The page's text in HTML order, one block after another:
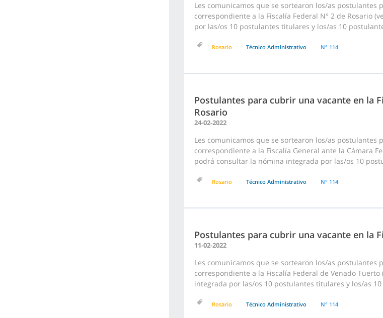
Les comunicamos que se sortearon los/as
correspondiente a la Fiscalía Federal N° 2 de Rosario
por las/os 10 postulantes titulares y los/as 10
Rosario Técnico Administrativo N° 114
Postulantes para cubrir una vacante en la
Rosario
24-02-2022
Les comunicamos que se sortearon los/as
correspondiente a la Fiscalía General ante la Cámara
podrá consultar la nómina integrada por las/os 10
Rosario Técnico Administrativo N° 114
Postulantes para cubrir una vacante en la
11-02-2022
Les comunicamos que se sortearon los/as
correspondiente a la Fiscalía Federal de Venado
integrada por las/os 10 postulantes titulares y los/as
Rosario Técnico Administrativo N° 114